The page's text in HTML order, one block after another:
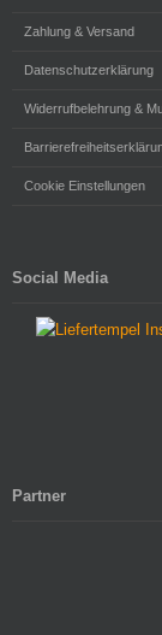
Zahlung & Versand
Datenschutzerklärung
Widerrufbelehrung &
Cookie Einstellungen
Social Media
Partner